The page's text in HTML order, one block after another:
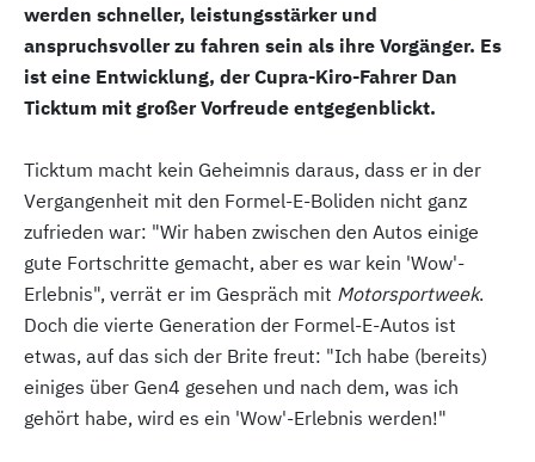
werden schneller, leistungsstärker und
anspruchsvoller zu fahren sein als ihre Vorgänger. Es
ist eine Entwicklung, der Cupra-Kiro-Fahrer Dan
Ticktum mit großer Vorfreude entgegenblickt.
Ticktum macht kein Geheimnis daraus, dass er in der
Vergangenheit mit den Formel-E-Boliden nicht ganz
zufrieden war: "Wir haben zwischen den Autos einige
gute Fortschritte gemacht, aber es war kein 'Wow'-
Erlebnis", verrät er im Gespräch mit Motorsportweek.
Doch die vierte Generation der Formel-E-Autos ist
etwas, auf das sich der Brite freut: "Ich habe (bereits)
einiges über Gen4 gesehen und nach dem, was ich
gehört habe, wird es ein 'Wow'-Erlebnis werden!"